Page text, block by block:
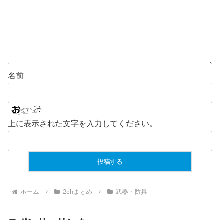
名前
上に表示された文字を入力してください。
ホーム 2chまとめ 武器・防具